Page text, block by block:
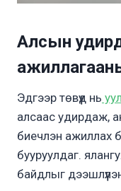
Алсын
ажиллагааны
Эдгээр төвүүд нь
алсаас удирдаж,
биечлэн ажиллах
бууруулдаг.
байдлыг